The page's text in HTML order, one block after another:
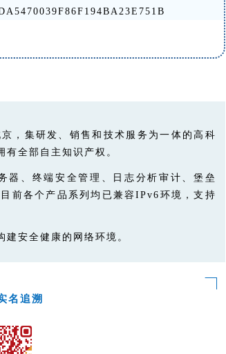
，集研发、 销售和技术服务为一体 的高科
全部自主知识产权。
器、终端安全管理、日志分析审计、堡垒
前各个产品系列均已兼容IPv6环境，支持
安全健康的网络环境。
名追溯